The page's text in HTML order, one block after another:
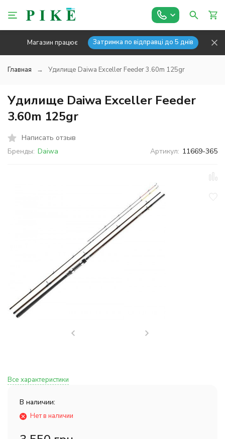
Магазин працює Затримка по відправці до 5 днів
Главная Удилище Daiwa Exceller Feeder 3.60m 125gr
Удилище Daiwa Exceller Feeder
3.60m 125gr
Написать отзыв
Бренды: Daiwa Артикул: 11669-365
Все характеристики
В наличии:
Нет в наличии